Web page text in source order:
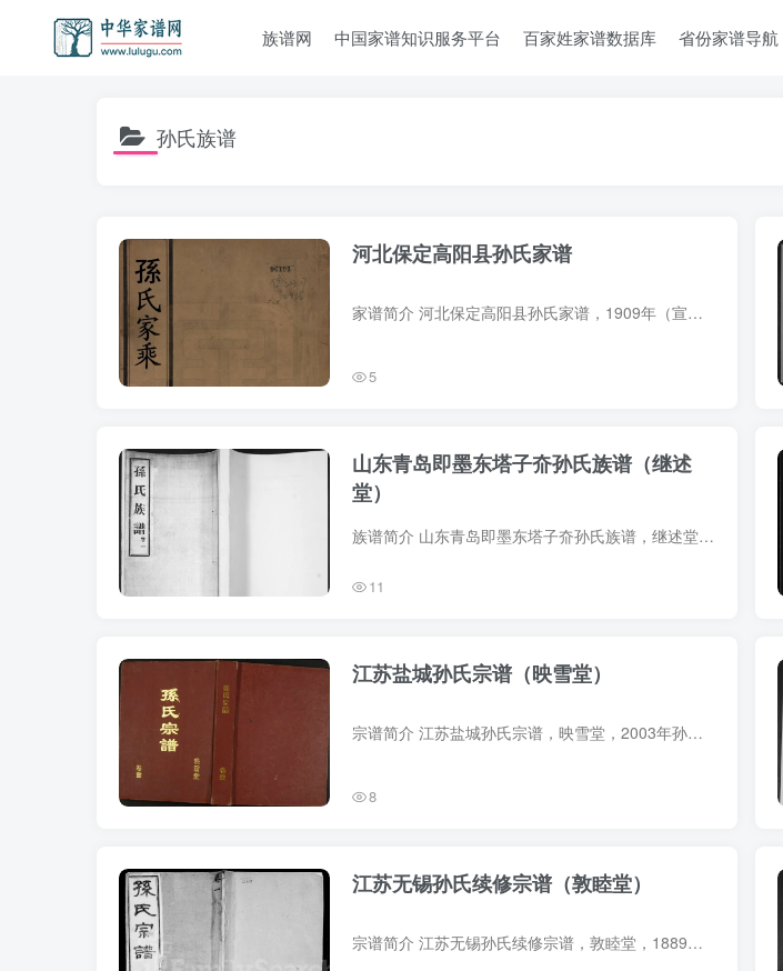
族谱网 中国家谱知识服务平台 百家姓家谱数据库 省份家谱导航
孙氏族谱
河北保定高阳县孙氏家谱
家谱简介 河北保定高阳县孙氏家谱，1909年（宣统元年）孙绍曾纂修，1册。始迁祖孙保眷，明永乐二年自山西小兴州迁河北蠡县城北南于八村（今属高阳县）。 字辈：绍复先业 长发其祥 积善有庆 厥后...
5
山东青岛即墨东塔子夼孙氏族谱（继述
堂）
族谱简介 山东青岛即墨东塔子夼孙氏族谱，继述堂，1945年（民国34年）孙怀声、孙世茂等纂修，2册。该族原居小云南乌沙卫，明初迁至山东即墨城东塔子夼。因屡遭兵燹，谱牒残缺，本谱遵孙进为一世...
11
江苏盐城孙氏宗谱（映雪堂）
宗谱简介 江苏盐城孙氏宗谱，映雪堂，2003年孙文华等纂修，2册。始迁祖名不详，明洪武间自江苏苏州阊门迁盐城西乡孙家垛，传至今二十二世。谱内世系以孙伯升为始祖，年代不详。 宗谱部分预览 电...
8
江苏无锡孙氏续修宗谱（敦睦堂）
宗谱简介 江苏无锡孙氏续修宗谱，敦睦堂，1889年（光绪15年）孙维岳等纂修，20册。始祖孙万登，字朝元，唐左金吾上将军。始迁祖十六世孙富三，字天懋，号隐斋，元至正间由琴川迁居顾山怀仁乡杨...